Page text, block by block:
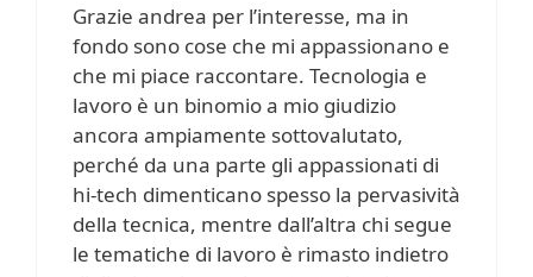
Grazie andrea per l’interesse, ma in
fondo sono cose che mi appassionano e
che mi piace raccontare. Tecnologia e
lavoro è un binomio a mio giudizio
ancora ampiamente sottovalutato,
perché da una parte gli appassionati di
hi-tech dimenticano spesso la pervasività
della tecnica, mentre dall’altra chi segue
le tematiche di lavoro è rimasto indietro